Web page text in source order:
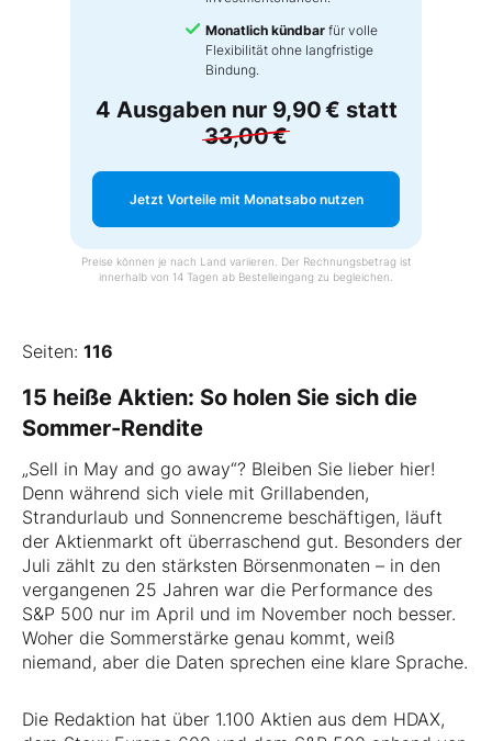
Monatlich kündbar für volle
Flexibilität ohne langfristige
Bindung.
4 Ausgaben nur 9,90 € statt
33,00 €
Jetzt Vorteile mit Monatsabo nutzen
Preise können je nach Land variieren. Der Rechnungsbetrag ist
innerhalb von 14 Tagen ab Bestelleingang zu begleichen.
Seiten: 116
15 heiße Aktien: So holen Sie sich die
Sommer-Rendite
„Sell in May and go away“? Bleiben Sie lieber hier!
Denn während sich viele mit Grillabenden,
Strandurlaub und Sonnencreme beschäftigen, läuft
der Aktienmarkt oft überraschend gut. Besonders der
Juli zählt zu den stärksten Börsenmonaten – in den
vergangenen 25 Jahren war die Performance des
S&P 500 nur im April und im November noch besser.
Woher die Sommerstärke genau kommt, weiß
niemand, aber die Daten sprechen eine klare Sprache.
Die Redaktion hat über 1.100 Aktien aus dem HDAX,